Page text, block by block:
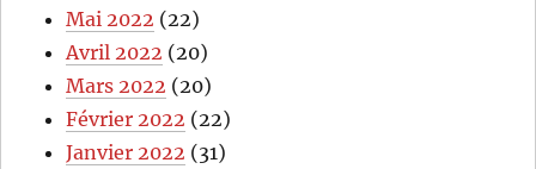
Mai 2022 (22)
Avril 2022 (20)
Mars 2022 (20)
Février 2022 (22)
Janvier 2022 (31)